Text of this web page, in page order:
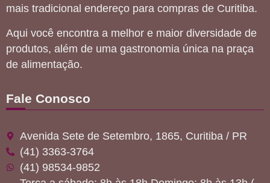
mais tradicional endereço para compras de Curitiba.
Aqui você encontra a melhor e maior diversidade de
produtos, além de uma gastronomia única na praça
de alimentação.
Fale Conosco
Avenida Sete de Setembro, 1865, Curitiba / PR
(41) 3363-3764
(41) 98534-9852